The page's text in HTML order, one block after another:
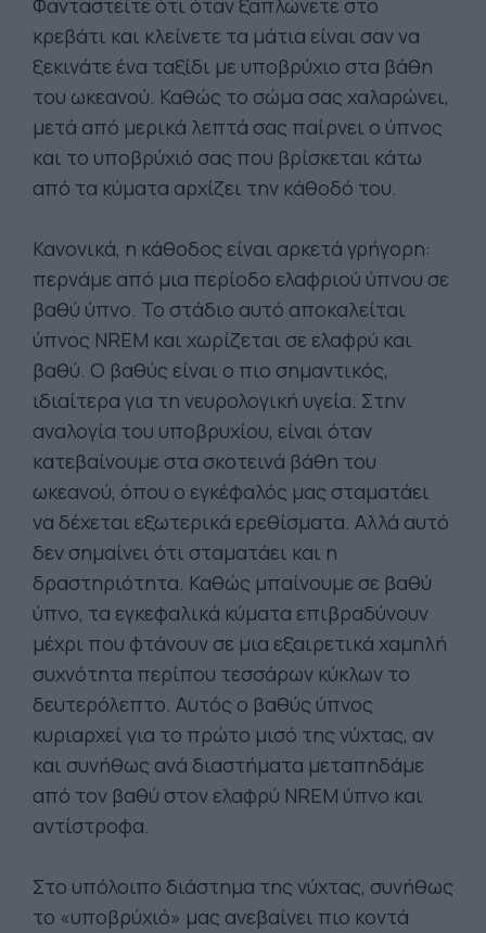
Φανταστείτε ότι όταν ξαπλώνετε στο
κρεβάτι και κλείνετε τα μάτια είναι σαν να
ξεκινάτε ένα ταξίδι με υποβρύχιο στα βάθη
του ωκεανού. Καθώς το σώμα σας χαλαρώνει,
μετά από μερικά λεπτά σας παίρνει ο ύπνος
και το υποβρύχιό σας που βρίσκεται κάτω
από τα κύματα αρχίζει την κάθοδό του.
Κανονικά, η κάθοδος είναι αρκετά γρήγορη:
περνάμε από μια περίοδο ελαφριού ύπνου σε
βαθύ ύπνο. Το στάδιο αυτό αποκαλείται
ύπνος NREM και χωρίζεται σε ελαφρύ και
βαθύ. Ο βαθύς είναι ο πιο σημαντικός,
ιδιαίτερα για τη νευρολογική υγεία. Στην
αναλογία του υποβρυχίου, είναι όταν
κατεβαίνουμε στα σκοτεινά βάθη του
ωκεανού, όπου ο εγκέφαλός μας σταματάει
να δέχεται εξωτερικά ερεθίσματα. Αλλά αυτό
δεν σημαίνει ότι σταματάει και η
δραστηριότητα. Καθώς μπαίνουμε σε βαθύ
ύπνο, τα εγκεφαλικά κύματα επιβραδύνουν
μέχρι που φτάνουν σε μια εξαιρετικά χαμηλή
συχνότητα περίπου τεσσάρων κύκλων το
δευτερόλεπτο. Αυτός ο βαθύς ύπνος
κυριαρχεί για το πρώτο μισό της νύχτας, αν
και συνήθως ανά διαστήματα μεταπηδάμε
από τον βαθύ στον ελαφρύ NREM ύπνο και
αντίστροφα.
Στο υπόλοιπο διάστημα της νύχτας, συνήθως
το «υποβρύχιό» μας ανεβαίνει πιο κοντά